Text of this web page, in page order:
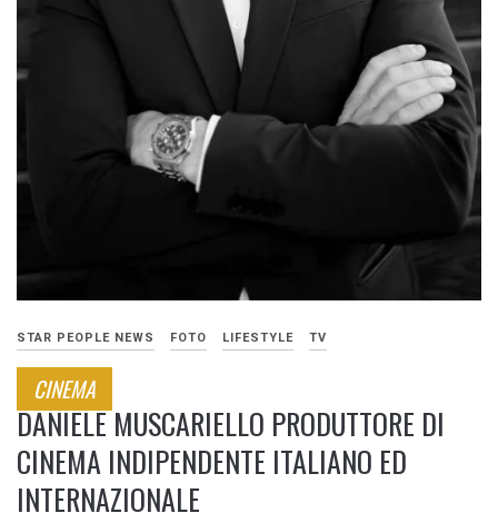
STAR PEOPLE NEWS FOTO LIFESTYLE TV
CINEMA
DANIELE MUSCARIELLO PRODUTTORE DI
CINEMA INDIPENDENTE ITALIANO ED
INTERNAZIONALE